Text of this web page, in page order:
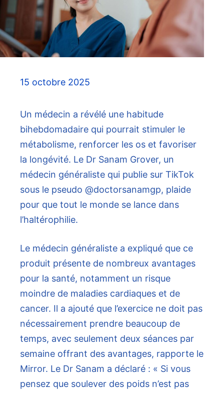
15 octobre 2025
Un médecin a révélé une habitude
bihebdomadaire qui pourrait stimuler le
métabolisme, renforcer les os et favoriser
la longévité. Le Dr Sanam Grover, un
médecin généraliste qui publie sur TikTok
sous le pseudo @doctorsanamgp, plaide
pour que tout le monde se lance dans
l’haltérophilie.
Le médecin généraliste a expliqué que ce
produit présente de nombreux avantages
pour la santé, notamment un risque
moindre de maladies cardiaques et de
cancer. Il a ajouté que l’exercice ne doit pas
nécessairement prendre beaucoup de
temps, avec seulement deux séances par
semaine offrant des avantages, rapporte le
Mirror. Le Dr Sanam a déclaré : « Si vous
pensez que soulever des poids n’est pas